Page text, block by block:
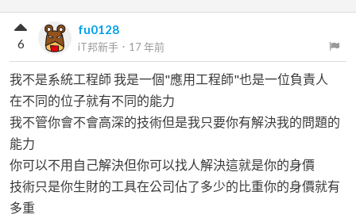
fu0128
iT邦新手 ． 17 年前
6
我不是系統工程師 我是一個"應用工程師"也是一位負責人
在不同的位子就有不同的能力
我不管你會不會高深的技術但是我只要你有解決我的問題的
能力
你可以不用自己解決但你可以找人解決這就是你的身價
技術只是你生財的工具在公司佔了多少的比重你的身價就有
多重